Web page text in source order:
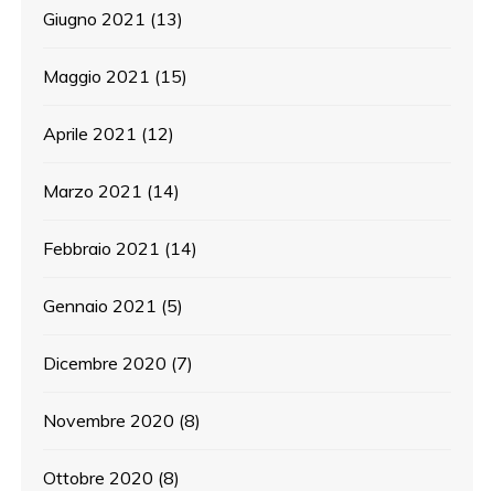
Giugno 2021 (13)
Maggio 2021 (15)
Aprile 2021 (12)
Marzo 2021 (14)
Febbraio 2021 (14)
Gennaio 2021 (5)
Dicembre 2020 (7)
Novembre 2020 (8)
Ottobre 2020 (8)